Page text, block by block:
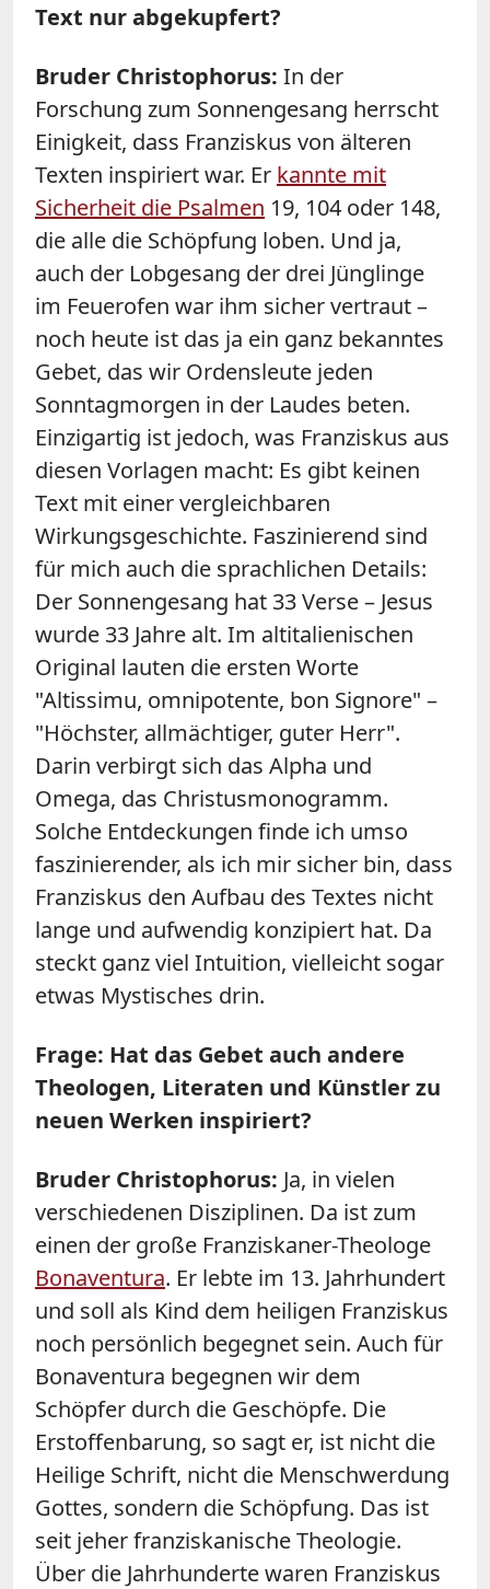
Text nur abgekupfert?
Bruder Christophorus: In der
Forschung zum Sonnengesang herrscht
Einigkeit, dass Franziskus von älteren
Texten inspiriert war. Er kannte mit
Sicherheit die Psalmen 19, 104 oder 148,
die alle die Schöpfung loben. Und ja,
auch der Lobgesang der drei Jünglinge
im Feuerofen war ihm sicher vertraut –
noch heute ist das ja ein ganz bekanntes
Gebet, das wir Ordensleute jeden
Sonntagmorgen in der Laudes beten.
Einzigartig ist jedoch, was Franziskus aus
diesen Vorlagen macht: Es gibt keinen
Text mit einer vergleichbaren
Wirkungsgeschichte. Faszinierend sind
für mich auch die sprachlichen Details:
Der Sonnengesang hat 33 Verse – Jesus
wurde 33 Jahre alt. Im altitalienischen
Original lauten die ersten Worte
"Altissimu, omnipotente, bon Signore" –
"Höchster, allmächtiger, guter Herr".
Darin verbirgt sich das Alpha und
Omega, das Christusmonogramm.
Solche Entdeckungen finde ich umso
faszinierender, als ich mir sicher bin, dass
Franziskus den Aufbau des Textes nicht
lange und aufwendig konzipiert hat. Da
steckt ganz viel Intuition, vielleicht sogar
etwas Mystisches drin.
Frage: Hat das Gebet auch andere
Theologen, Literaten und Künstler zu
neuen Werken inspiriert?
Bruder Christophorus: Ja, in vielen
verschiedenen Disziplinen. Da ist zum
einen der große Franziskaner-Theologe
Bonaventura. Er lebte im 13. Jahrhundert
und soll als Kind dem heiligen Franziskus
noch persönlich begegnet sein. Auch für
Bonaventura begegnen wir dem
Schöpfer durch die Geschöpfe. Die
Erstoffenbarung, so sagt er, ist nicht die
Heilige Schrift, nicht die Menschwerdung
Gottes, sondern die Schöpfung. Das ist
seit jeher franziskanische Theologie.
Über die Jahrhunderte waren Franziskus